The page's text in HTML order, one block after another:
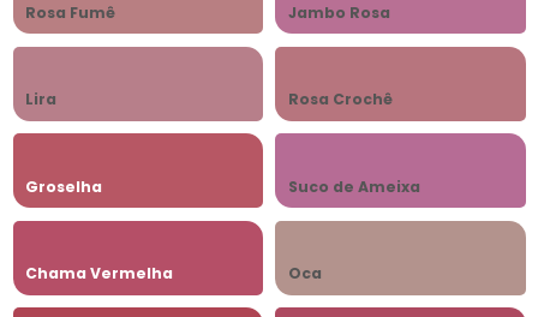
Rosa Fumê Jambo Rosa
Lira Rosa Crochê
Groselha Suco de Ameixa
Chama Vermelha Oca